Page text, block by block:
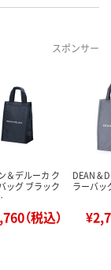
スポンサー
＆デルーカ ク
ッグ ブラック
（税込）
DEAN &
ラーバ